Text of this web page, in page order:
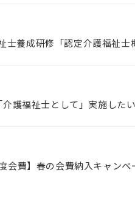
士養成研修「認定介護福祉士
護福祉士として」実施した
会費】春の会費納入キャンペ